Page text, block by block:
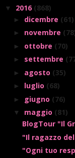
▼ 2016 (868)
► dicembre (61)
► novembre
► ottobre (70)
► settembre
► agosto (35)
► luglio (68)
► giugno (76)
▼ maggio (81)
BlogTour "Il
"Il ragazzo
"Ogni tuo